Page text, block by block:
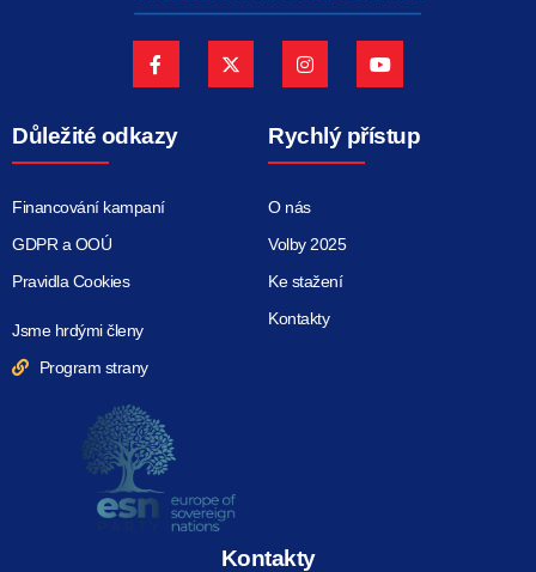
Důležité odkazy
Financování kampaní
GDPR a OOÚ
Pravidla Cookies
Jsme hrdými členy
Program strany
Rychlý přístup
O nás
Volby 2025
Ke stažení
Kontakty
Kontakty